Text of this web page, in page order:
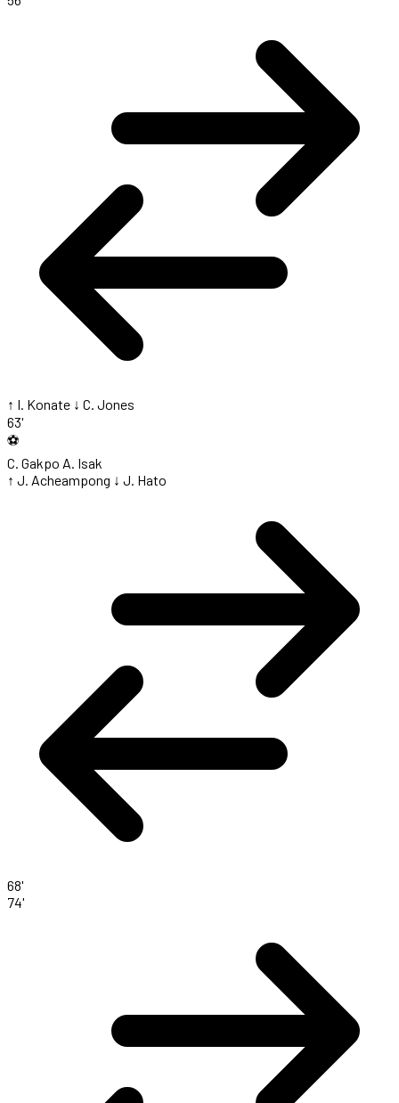
↑ I. Konate ↓ C. Jones
63'
⚽
C. Gakpo A. Isak
↑ J. Acheampong ↓ J. Hato
68'
74'